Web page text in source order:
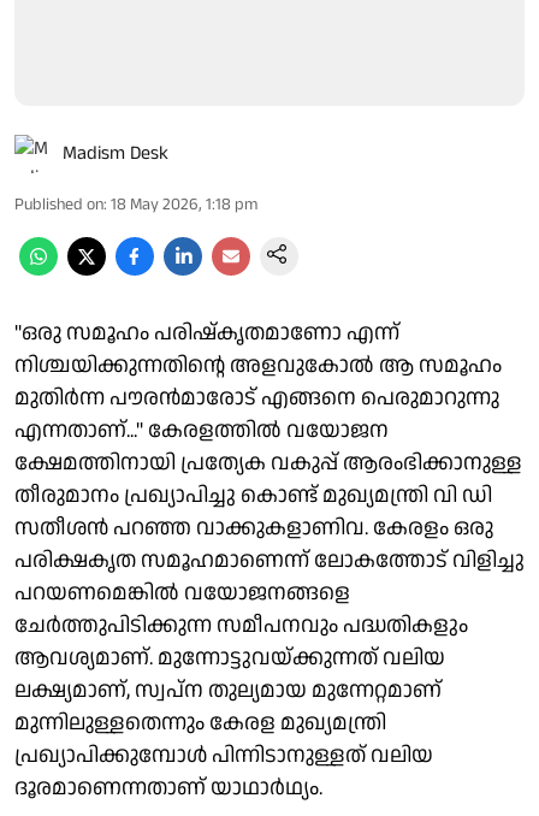
Madism Desk
Published on: 18 May 2026, 1:18 pm
''ഒരു സമൂഹം പരിഷ്‌കൃതമാണോ എന്ന്
നിശ്ചയിക്കുന്നതിന്റെ അളവുകോല്‍ ആ സമൂഹം
മുതിര്‍ന്ന പൗരന്‍മാരോട് എങ്ങനെ പെരുമാറുന്നു
എന്നതാണ്...'' കേരളത്തില്‍ വയോജന
ക്ഷേമത്തിനായി പ്രത്യേക വകുപ്പ് ആരംഭിക്കാനുള്ള
തീരുമാനം പ്രഖ്യാപിച്ചു കൊണ്ട് മുഖ്യമന്ത്രി വി ഡി
സതീശന്‍ പറഞ്ഞ വാക്കുകളാണിവ. കേരളം ഒരു
പരിക്ഷകൃത സമൂഹമാണെന്ന് ലോകത്തോട് വിളിച്ചു
പറയണമെങ്കില്‍ വയോജനങ്ങളെ
ചേര്‍ത്തുപിടിക്കുന്ന സമീപനവും പദ്ധതികളും
ആവശ്യമാണ്. മുന്നോട്ടുവയ്ക്കുന്നത് വലിയ
ലക്ഷ്യമാണ്, സ്വപ്‌ന തുല്യമായ മുന്നേറ്റമാണ്
മുന്നിലുള്ളതെന്നും കേരള മുഖ്യമന്ത്രി
പ്രഖ്യാപിക്കുമ്പോള്‍ പിന്നിടാനുള്ളത് വലിയ
ദൂരമാണെന്നതാണ് യാഥാര്‍ഥ്യം.